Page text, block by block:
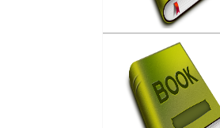
Memahami Sosiologi
SMA/MA Kelas
Penulis :E. Juhana
Penerbit :Armico
Th.Terbit :2007